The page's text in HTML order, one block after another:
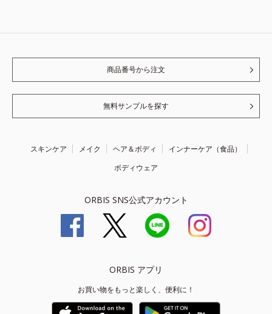
商品番号から注文
無料サンプルを探す
スキンケア メイク ヘア＆ボディ
インナーケア（食品）
ボディウェア
ORBIS SNS公式アカウント
ORBIS アプリ
お買い物をもっと楽しく、便利に！